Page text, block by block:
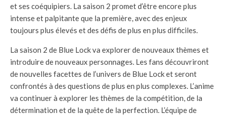
et ses coéquipiers. La saison 2 promet d’être encore plus
intense et palpitante que la première, avec des enjeux
toujours plus élevés et des défis de plus en plus difficiles.
La saison 2 de Blue Lock va explorer de nouveaux thèmes et
introduire de nouveaux personnages. Les fans découvriront
de nouvelles facettes de l’univers de Blue Lock et seront
confrontés à des questions de plus en plus complexes. L’anime
va continuer à explorer les thèmes de la compétition, de la
détermination et de la quête de la perfection. L’équipe de